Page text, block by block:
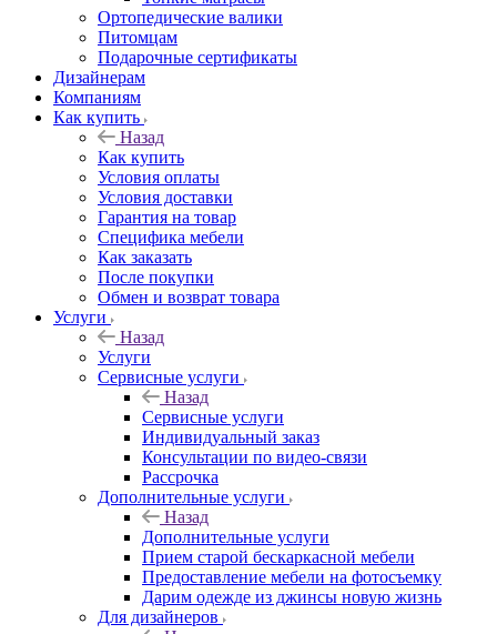
Ортопедические валики
Питомцам
Подарочные сертификаты
Дизайнерам
Компаниям
Как купить
Назад
Как купить
Условия оплаты
Условия доставки
Гарантия на товар
Специфика мебели
Как заказать
После покупки
Обмен и возврат товара
Услуги
Назад
Услуги
Сервисные услуги
Назад
Сервисные услуги
Индивидуальный заказ
Консультации по видео-связи
Рассрочка
Дополнительные услуги
Назад
Дополнительные услуги
Прием старой бескаркасной мебели
Предоставление мебели на фотосъемку
Дарим одежде из джинсы новую жизнь
Для дизайнеров